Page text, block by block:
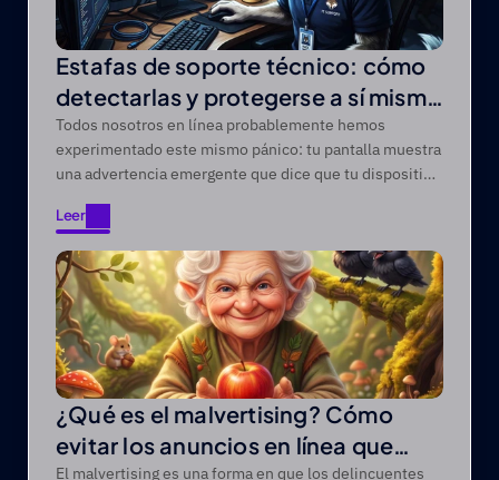
Estafas de soporte técnico: cómo
detectarlas y protegerse a sí mismo
y a sus dispositivos
Todos nosotros en línea probablemente hemos
experimentado este mismo pánico: tu pantalla muestra
una advertencia emergente que dice que tu dispositivo
Leer
Leer
¿Qué es el malvertising? Cómo
evitar los anuncios en línea que
El malvertising es una forma en que los delincuentes